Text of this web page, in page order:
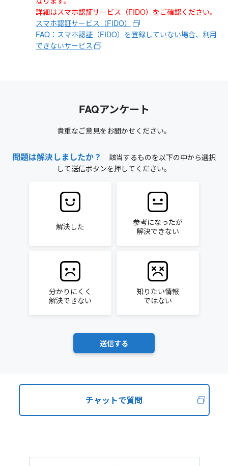
詳細はスマホ認証サービス（FIDO）をご確認ください。
スマホ認証サービス（FIDO）
FAQ：スマホ認証（FIDO）を登録していない場合、利用
できないサービス
FAQアンケート
貴重なご意見をお聞かせください。
問題は解決しましたか？
該当するものを以下の中から選択
して送信ボタンを押してください。
解決した
参考になったが
解決できない
分かりにくく
解決できない
知りたい情報
ではない
チャットで質問